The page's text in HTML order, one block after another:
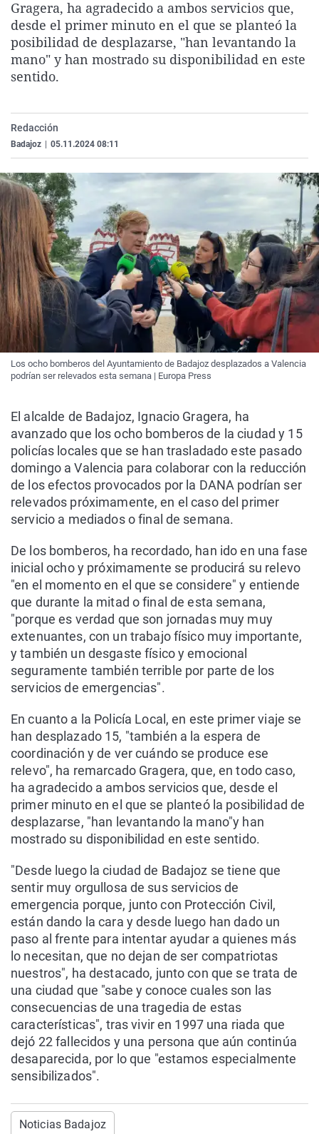
La rosa de los vientos
Gente viajera
Como el perro y el
Caso
Retornados
Equipo de
Extremadura
Galicia
La Rioja
País Vasco
Virales
Televisión
Elecciones
Gragera, ha agradecido a ambos servicios que,
desde el primer minuto en el que se planteó la
posibilidad de desplazarse, "han levantando la
mano" y han mostrado su disponibilidad en este
sentido.
Redacción
Badajoz 05.11.2024 08:11
Los ocho bomberos del Ayuntamiento de Badajoz desplazados a Valencia
podrían ser relevados esta semana | Europa Press
El alcalde de Badajoz, Ignacio Gragera, ha
avanzado que los ocho bomberos de la ciudad y 15
policías locales que se han trasladado este pasado
domingo a Valencia para colaborar con la reducción
de los efectos provocados por la DANA podrían ser
relevados próximamente, en el caso del primer
servicio a mediados o final de semana.
De los bomberos, ha recordado, han ido en una fase
inicial ocho y próximamente se producirá su relevo
"en el momento en el que se considere" y entiende
que durante la mitad o final de esta semana,
"porque es verdad que son jornadas muy muy
extenuantes, con un trabajo físico muy importante,
y también un desgaste físico y emocional
seguramente también terrible por parte de los
servicios de emergencias".
En cuanto a la Policía Local, en este primer viaje se
han desplazado 15, "también a la espera de
coordinación y de ver cuándo se produce ese
relevo", ha remarcado Gragera, que, en todo caso,
ha agradecido a ambos servicios que, desde el
primer minuto en el que se planteó la posibilidad de
desplazarse, "han levantando la mano"y han
mostrado su disponibilidad en este sentido.
"Desde luego la ciudad de Badajoz se tiene que
sentir muy orgullosa de sus servicios de
emergencia porque, junto con Protección Civil,
están dando la cara y desde luego han dado un
paso al frente para intentar ayudar a quienes más
lo necesitan, que no dejan de ser compatriotas
nuestros", ha destacado, junto con que se trata de
una ciudad que "sabe y conoce cuales son las
consecuencias de una tragedia de estas
características", tras vivir en 1997 una riada que
dejó 22 fallecidos y una persona que aún continúa
desaparecida, por lo que "estamos especialmente
sensibilizados".
Noticias Badajoz